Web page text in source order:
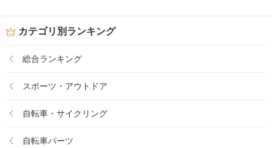
カテゴリ別ランキング
総合ランキング
スポーツ・アウトドア
自転車・サイクリング
自転車パーツ